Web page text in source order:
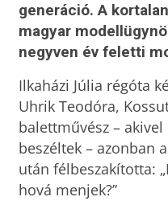
generáció. A
magyar
negyven év feletti
Ilkaházi Júlia régóta
Uhrik Teodóra,
balettművész –
beszéltek – azonban
után félbeszakította:
hová menjek?”